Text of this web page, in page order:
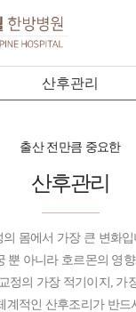
산후관리
출산 전만큼 중요한
산후관리
몸에서 가장 큰 변화
뿐 아니라 호르몬의 영
정의 가장 적기이지, 가
계적인 산후조리가 반드